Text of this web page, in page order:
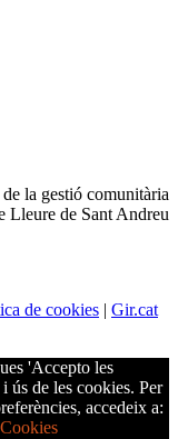
la gestió comunitària
Lleure de Sant Andreu
de cookies | Gir.cat
'Accepto les
ús de les cookies. Per
accedeix a: